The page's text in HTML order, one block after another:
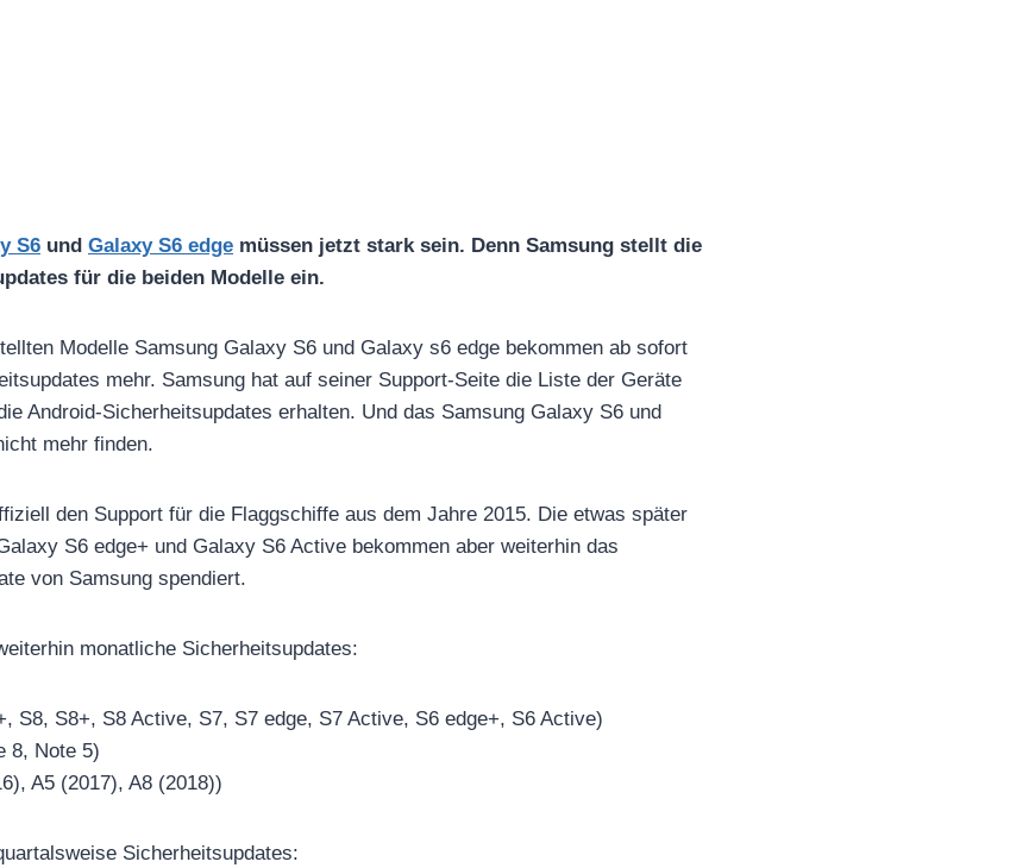
S6 und Galaxy S6 edge müssen jetzt stark sein. Denn Samsung stellt die
für die beiden Modelle ein.
Modelle Samsung Galaxy S6 und Galaxy s6 edge bekommen ab sofort
mehr. Samsung hat auf seiner Support-Seite die Liste der Geräte
Android-Sicherheitsupdates erhalten. Und das Samsung Galaxy S6 und
mehr finden.
den Support für die Flaggschiffe aus dem Jahre 2015. Die etwas später
S6 edge+ und Galaxy S6 Active bekommen aber weiterhin das
von Samsung spendiert.
monatliche Sicherheitsupdates:
S8, S8+, S8 Active, S7, S7 edge, S7 Active, S6 edge+, S6 Active)
8, Note 5)
A5 (2017), A8 (2018))
Sicherheitsupdates: